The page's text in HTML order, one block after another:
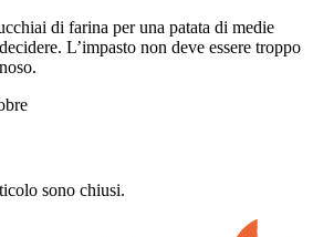
di farina per una patata di medie
L’impasto non deve essere troppo
sono chiusi.